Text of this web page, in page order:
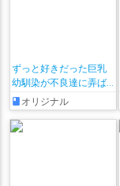
ずっと好きだった巨乳
幼馴染が不良達に弄ば
れた七日間 その後
オリジナル